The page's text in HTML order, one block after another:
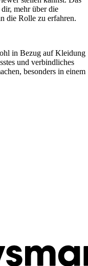
mehr über die
die Rolle zu erfahren.
in Bezug auf Kleidung
und verbindliches
besonders in einem